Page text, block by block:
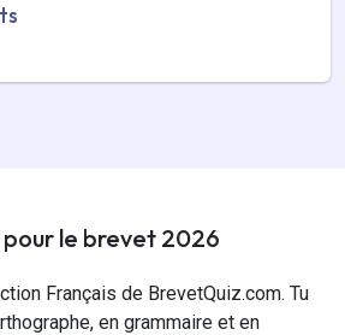
le brevet 2026
Français de BrevetQuiz.com. Tu
en grammaire et en